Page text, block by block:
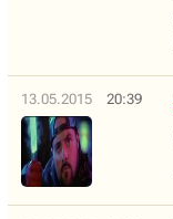
13.05.2015 20:39